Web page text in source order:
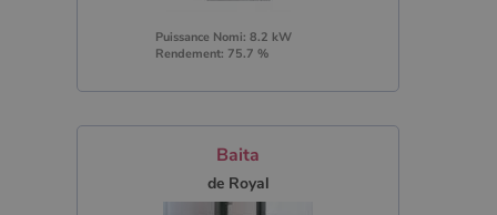
Puissance Nomi: 8.2 kW
Rendement: 75.7 %
Baita
de Royal